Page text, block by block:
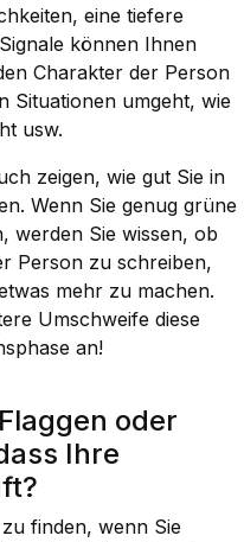
eine tiefere
können Ihnen
Charakter der Person
Situationen umgeht, wie
usw.
zeigen, wie gut Sie in
Wenn Sie genug grüne
werden Sie wissen, ob
Person zu schreiben,
mehr zu machen.
Umschweife diese
an!
oder
Ihre
finden, wenn Sie